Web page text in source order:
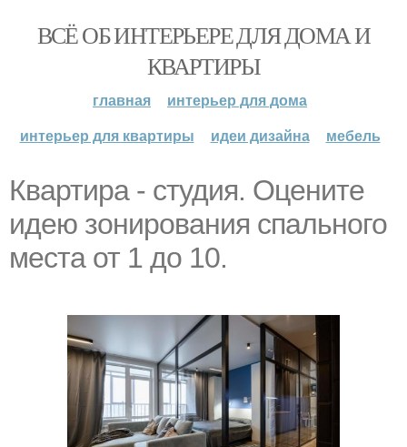
ВСЁ ОБ ИНТЕРЬЕРЕ ДЛЯ ДОМА И
КВАРТИРЫ
главная
интерьер для дома
интерьер для квартиры
идеи дизайна мебель
Квартира - студия. Оцените
идею зонирования спального
места от 1 до 10.